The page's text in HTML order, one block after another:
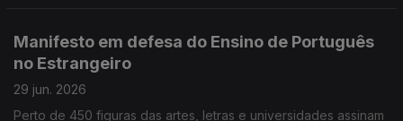
Manifesto em defesa do Ensino de Português
no Estrangeiro
29 jun. 2026
Perto de 450 figuras das artes, letras e universidades assinam